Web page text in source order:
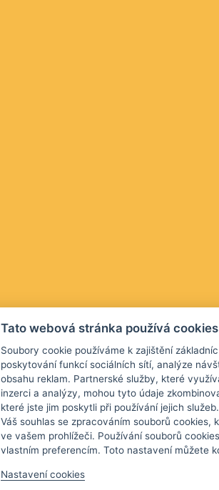
Tato webová stránka používá cookies
Soubory cookie používáme k zajištění
poskytování funkcí sociálních sítí, analýze
obsahu reklam. Partnerské služby, které
inzerci a analýzy, mohou tyto údaje
které jste jim poskytli při používání jejich
Váš souhlas se zpracováním souborů cookies,
ve vašem prohlížeči. Používání souborů
vlastním preferencím. Toto nastavení můžete
Nastavení cookies